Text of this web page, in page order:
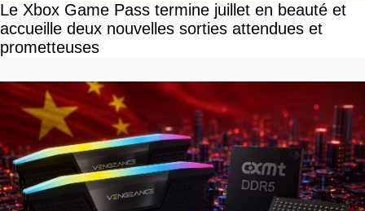
Le Xbox Game Pass termine juillet en beauté et
accueille deux nouvelles sorties attendues et
prometteuses